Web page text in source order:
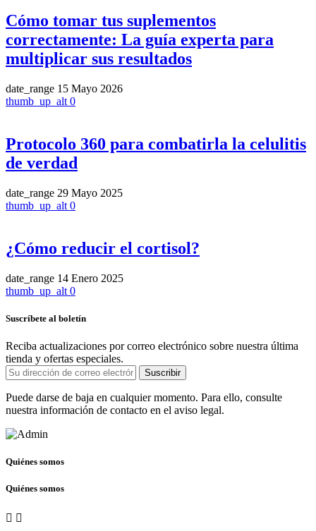
Cómo tomar tus suplementos
correctamente: La guía experta para
multiplicar sus resultados
date_range 15 Mayo 2026
thumb_up_alt 0
Protocolo 360 para combatirla la celulitis
de verdad
date_range 29 Mayo 2025
thumb_up_alt 0
¿Cómo reducir el cortisol?
date_range 14 Enero 2025
thumb_up_alt 0
Suscríbete al boletín
Reciba actualizaciones por correo electrónico sobre nuestra última
tienda y ofertas especiales.
Suscribir
Puede darse de baja en cualquier momento. Para ello, consulte
nuestra información de contacto en el aviso legal.
Quiénes somos
Quiénes somos
 